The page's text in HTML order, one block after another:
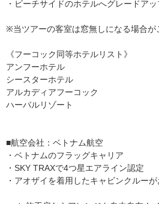
・ビーチサイドのホテルへグレードア
※当ツアーの客室は窓無しになる場合が
《フーコック同等ホテルリスト》
アンフーホテル
シースターホテル
アルカディアフーコック
ハーバルリゾート
■航空会社：ベトナム航空
・ベトナムのフラッグキャリア
・SKY TRAXで4つ星エアライン認定
・アオザイを着用したキャビンクルーが